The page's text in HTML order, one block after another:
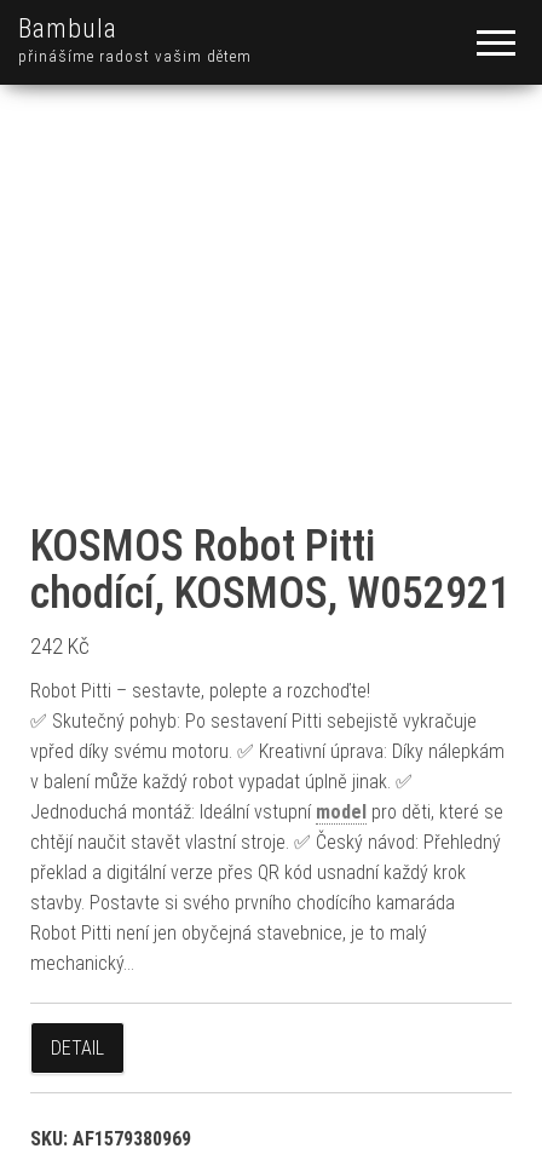
Bambula
přinášíme radost vašim dětem
KOSMOS Robot Pitti
chodící, KOSMOS, W052921
242 Kč
Robot Pitti – sestavte, polepte a rozchoďte!
✅ Skutečný pohyb: Po sestavení Pitti sebejistě vykračuje
vpřed díky svému motoru. ✅ Kreativní úprava: Díky nálepkám
v balení může každý robot vypadat úplně jinak. ✅
Jednoduchá montáž: Ideální vstupní model pro děti, které se
chtějí naučit stavět vlastní stroje. ✅ Český návod: Přehledný
překlad a digitální verze přes QR kód usnadní každý krok
stavby. Postavte si svého prvního chodícího kamaráda
Robot Pitti není jen obyčejná stavebnice, je to malý
mechanický…
DETAIL
SKU: AF1579380969